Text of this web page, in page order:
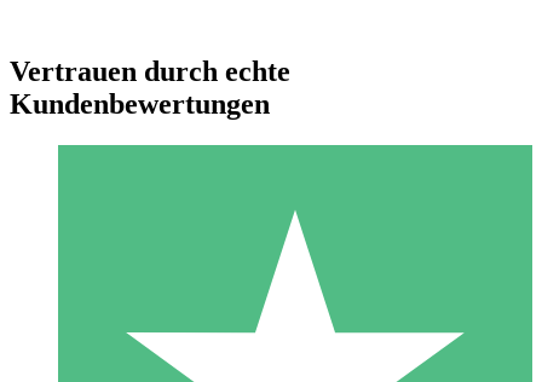
Individuelle Credit-Pakete
Zahlen Sie nach Bedarf mit Download-Credits. Keine
monatliche Verpflichtung erforderlich.
Vertrauen durch echte
Kundenbewertungen